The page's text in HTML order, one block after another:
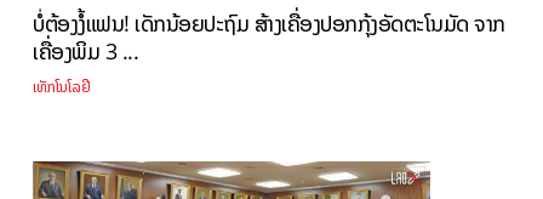
ບໍ່ຕ້ອງງໍ້ແຟນ! ເດັກນ້ອຍປະຖົມ ສ້າງເຄື່ອງປອກກຸ້ງອັດຕະໂນມັດ ຈາກ
ເຄື່ອງພິມ 3 ...
ເທັກໂນໂລຢີ